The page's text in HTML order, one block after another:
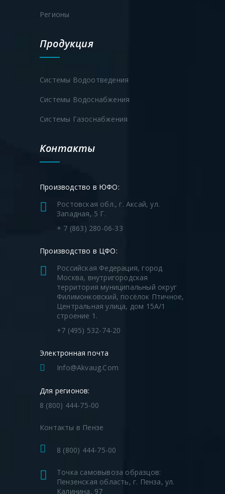
Регионы
Продукция
Системы Водоотведения
Системы Водоснабжения
Системы Газоснабжения
Контакты
Производство в ЮФО:
Ростовская обл., г. Аксай, ул.
Западная, 5 Г.
+ 7 (863) 280-06-33
Производство в ЦФО:
Российская Федерация, город
Москва, внутригородская
территория муниципальный округ
Филимонковский, посёлок Птичное,
Центральная улица, дом 15А/1
строение 1.
+7 (495) 532-74-20
Электронная почта
Info@akvaug.com
Для регионов:
8 (800) 444-75-00
Контакты в Пензе
8 (800) 444-75-00
Точка самовывоза образцов:
Пензенская область, г. Пенза, ул.
Калинина, 97